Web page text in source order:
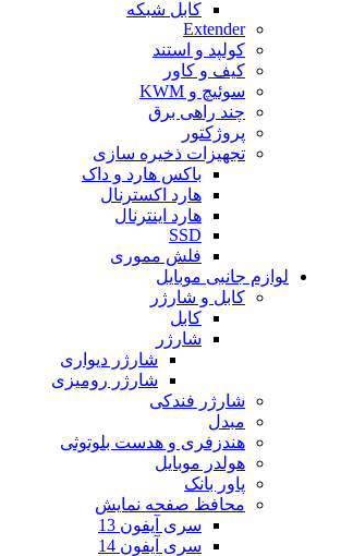
کابل شبکه
Extender
کولپد و استند
کیف و کاور
سوئیچ و KWM
چند راهی برق
پروژکتور
تجهیزات ذخیره سازی
باکس هارد و داک
هارد اکسترنال
هارد اینترنال
SSD
فلش مموری
لوازم جانبی موبایل
کابل و شارژر
کابل
شارژر
شارژر دیواری
شارژر رومیزی
شارژر فندکی
مبدل
هندزفری و هدست بلوتوثی
هولدر موبایل
پاور بانک
محافظ صفحه نمایش
سری آیفون 13
سری آیفون 14